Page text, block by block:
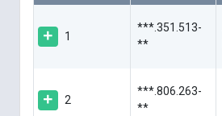
1
***.351.513-
**
2
***.806.263-
**